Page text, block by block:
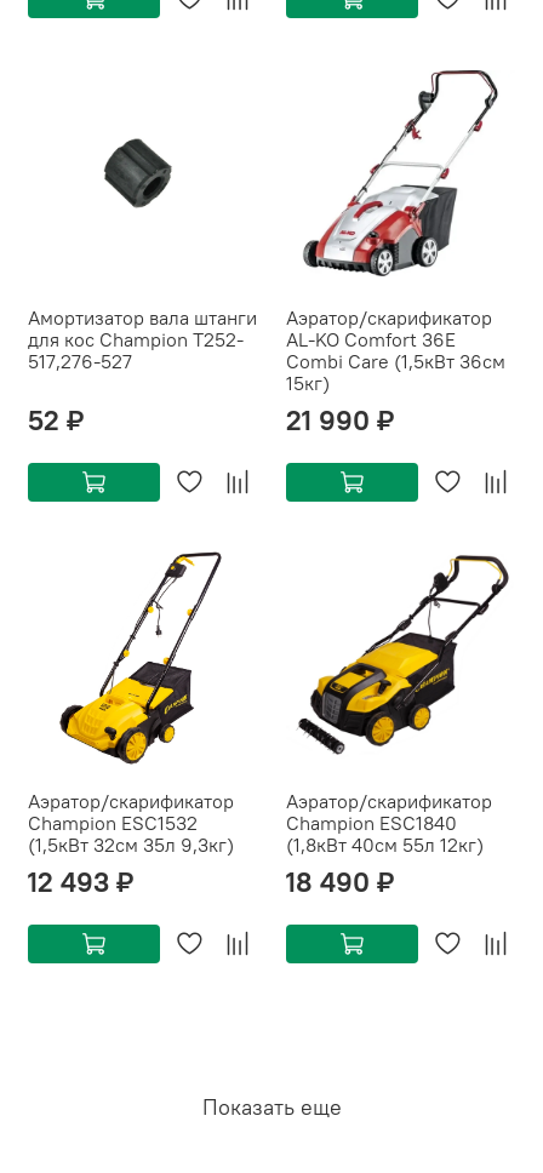
Амортизатор вала штанги
для кос Champion T252-
517,276-527
52 ₽
Аэратор/скарификатор
AL-KO Comfort 36Е
Combi Care (1,5кВт 36см
15кг)
21 990 ₽
Аэратор/скарификатор
Champion ESC1532
(1,5кВт 32см 35л 9,3кг)
12 493 ₽
Аэратор/скарификатор
Champion ESC1840
(1,8кВт 40см 55л 12кг)
18 490 ₽
Показать еще